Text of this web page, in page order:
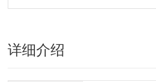
详细介绍